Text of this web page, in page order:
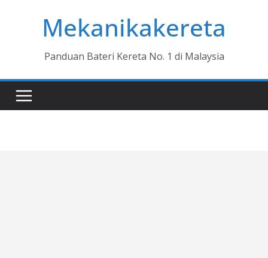
Mekanikakereta
Panduan Bateri Kereta No. 1 di Malaysia